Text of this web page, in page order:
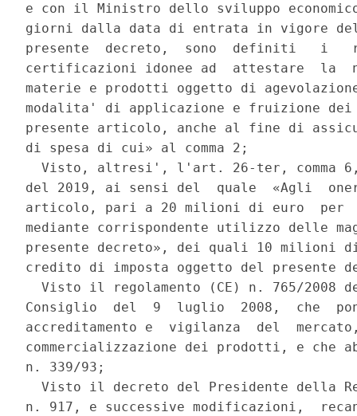
e con il Ministro dello sviluppo
giorni dalla data di entrata in vigore
presente  decreto,  sono  definiti   i
certificazioni idonee ad  attestare  la
materie e prodotti oggetto di
modalita' di applicazione e fruizione
presente articolo, anche al fine di
di spesa di cui» al comma 2;
Visto, altresi', l'art. 26-ter, comma
del 2019, ai sensi del  quale  «Agli
articolo, pari a 20 milioni di euro  per
mediante corrispondente utilizzo delle
presente decreto», dei quali 10 milioni
credito di imposta oggetto del presente
Visto il regolamento (CE) n. 765/2008
Consiglio  del  9  luglio  2008,  che
accreditamento e  vigilanza  del
commercializzazione dei prodotti, e che
n. 339/93;
Visto il decreto del Presidente della
n. 917, e successive modificazioni,